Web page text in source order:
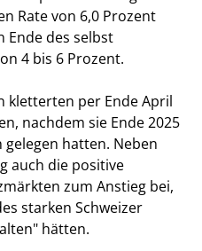
Rate von 6,0 Prozent
Ende des selbst
4 bis 6 Prozent.
kletterten per Ende April
nachdem sie Ende 2025
gelegen hatten. Neben
auch die positive
zum Anstieg bei,
starken Schweizer
hätten.